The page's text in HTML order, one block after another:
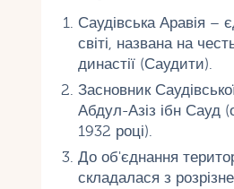
Саудівська Аравія –
світі, названа на
династії (Саудити).
Засновник
Абдул-Азіз ібн Сауд
1932 році).
До об'єднання
складалася з